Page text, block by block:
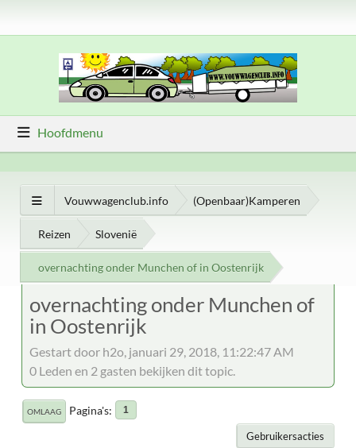
Hoofdmenu
Vouwwagenclub.info (Openbaar)Kamperen
Reizen Slovenië
overnachting onder Munchen of in Oostenrijk
overnachting onder Munchen of
in Oostenrijk
Gestart door h2o, januari 29, 2018, 11:22:47 AM
0 Leden en 2 gasten bekijken dit topic.
OMLAAG Pagina's 1
Gebruikersacties